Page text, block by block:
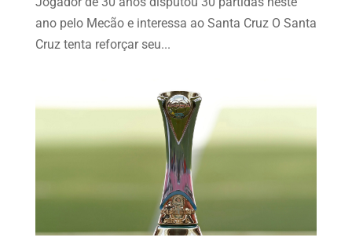
ano pelo Mecão e interessa ao Santa Cruz O Santa
Cruz tenta reforçar seu...